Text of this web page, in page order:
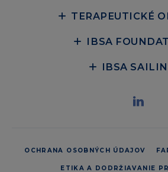
TERAPEUTICKÉ
IBSA
IBSA
OCHRANA OSOBNÝCH ÚDAJOV
ETIKA A DODRŽIAVANIE